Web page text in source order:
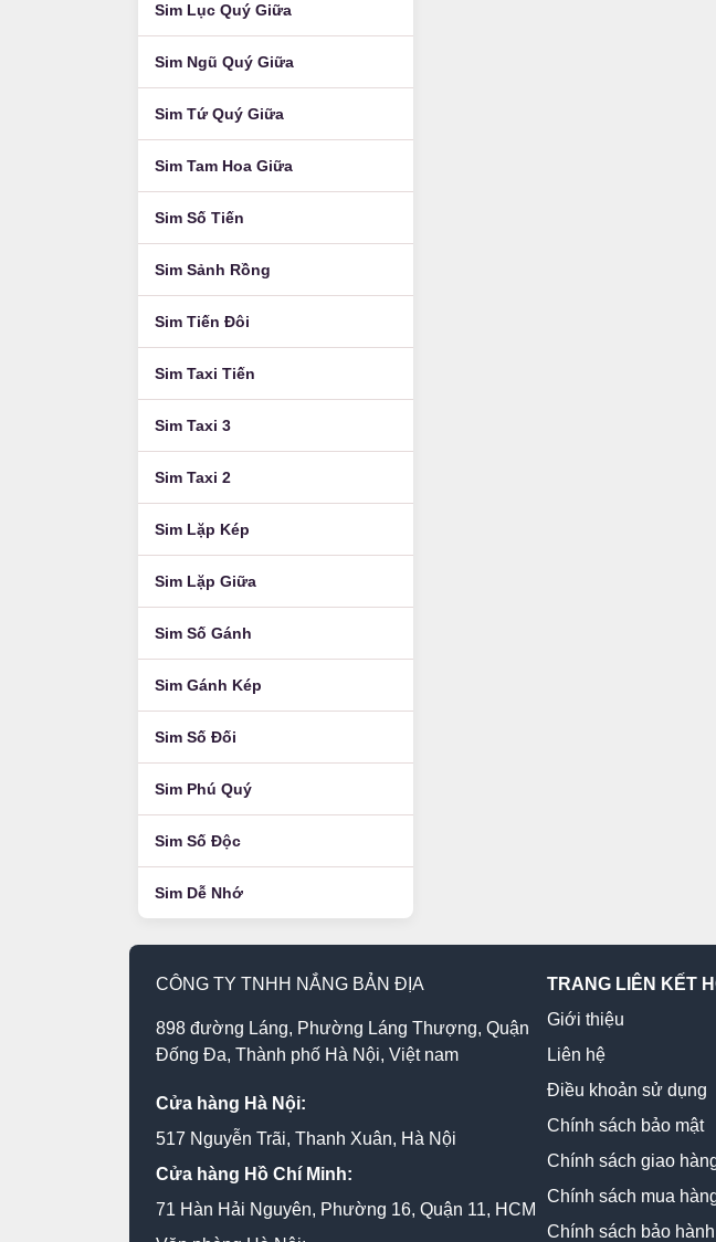
Sim Lục Quý Giữa
Sim Ngũ Quý Giữa
Sim Tứ Quý Giữa
Sim Tam Hoa Giữa
Sim Số Tiến
Sim Sảnh Rồng
Sim Tiến Đôi
Sim Taxi Tiến
Sim Taxi 3
Sim Taxi 2
Sim Lặp Kép
Sim Lặp Giữa
Sim Số Gánh
Sim Gánh Kép
Sim Số Đối
Sim Phú Quý
Sim Số Độc
Sim Dễ Nhớ
CÔNG TY TNHH NẮNG BẢN ĐỊA
898 đường Láng, Phường Láng Thượng, Quận
Đống Đa, Thành phố Hà Nội, Việt nam
Cửa hàng Hà Nội:
517 Nguyễn Trãi, Thanh Xuân, Hà Nội
Cửa hàng Hồ Chí Minh:
71 Hàn Hải Nguyên, Phường 16, Quận 11, HCM
TRANG LIÊN KẾT
Giới thiệu
Liên hệ
Điều khoản sử dụng
Chính sách bảo mật
Chính sách giao
Chính sách mua
Chính sách bảo